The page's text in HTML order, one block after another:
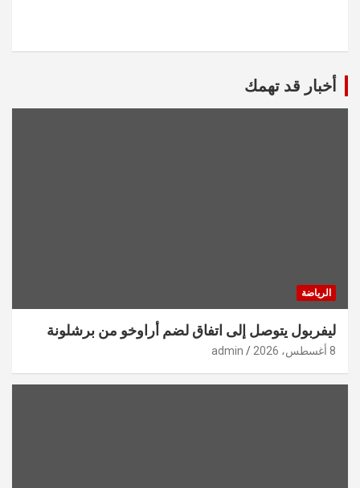
أخبار قد تهمك
الرياضة
ليفربول يتوصل إلى اتفاق لضم أراوخو من برشلونة
8 أغسطس، 2026 admin